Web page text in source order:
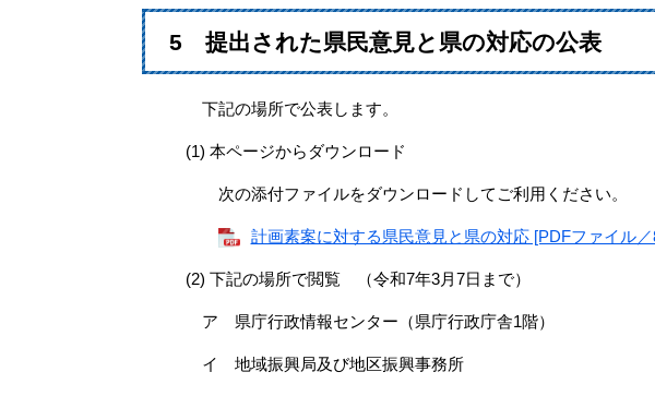
5 提出された県民意見と県の対応の公表
下記の場所で公表します。
(1) 本ページからダウンロード
次の添付ファイルをダウンロードしてご利用ください。
計画素案に対する県民意見と県の対応 [PDFファイル
(2) 下記の場所で閲覧 （令和7年3月7日まで）
ア 県庁行政情報センター（県庁行政庁舎1階）
イ 地域振興局及び地区振興事務所